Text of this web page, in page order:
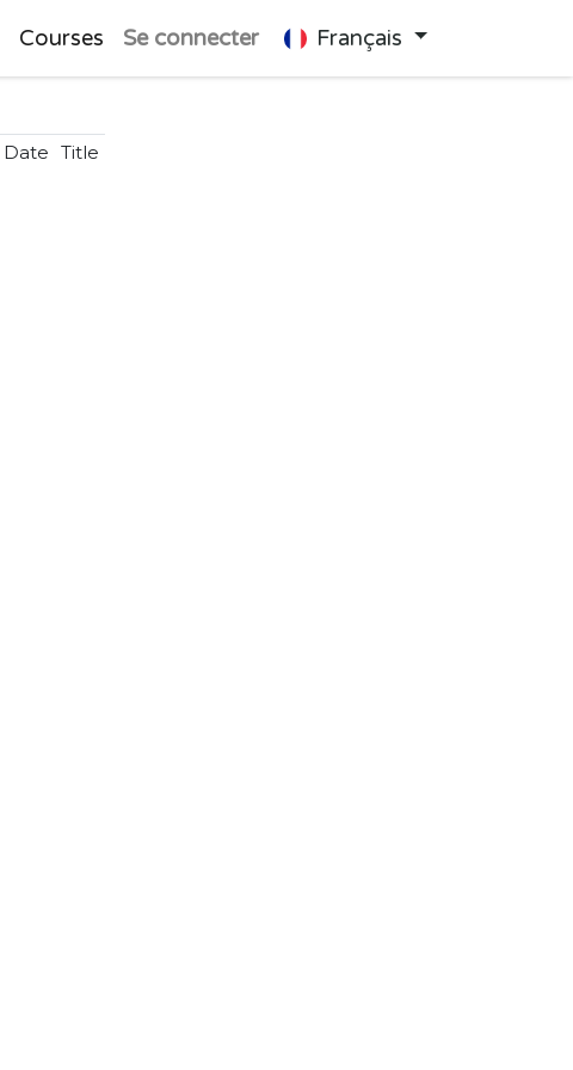
Courses Se connecter Français
Date Title